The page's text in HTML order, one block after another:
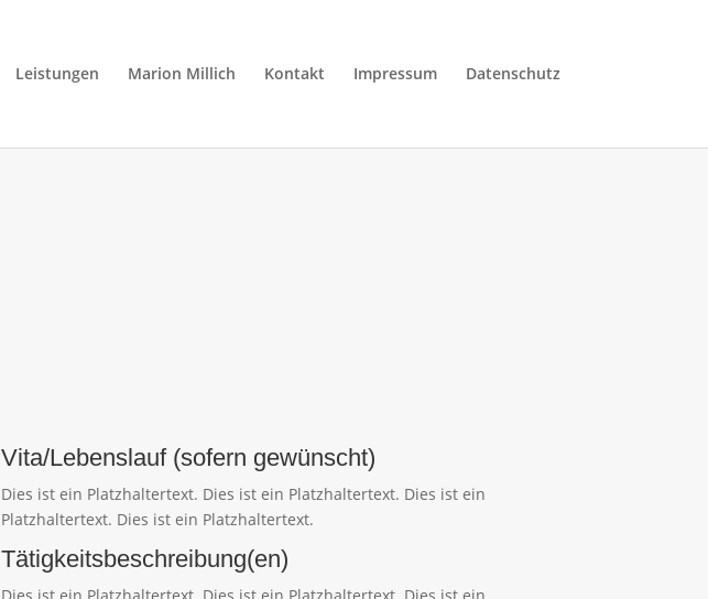
Leistungen Marion Millich Kontakt Impressum Datenschutz
Vita/Lebenslauf (sofern gewünscht)
Dies ist ein Platzhaltertext. Dies ist ein Platzhaltertext. Dies ist ein
Platzhaltertext. Dies ist ein Platzhaltertext.
Tätigkeitsbeschreibung(en)